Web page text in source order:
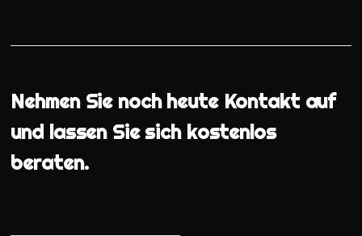
Nehmen Sie noch heute Kontakt auf
und lassen Sie sich kostenlos
beraten.